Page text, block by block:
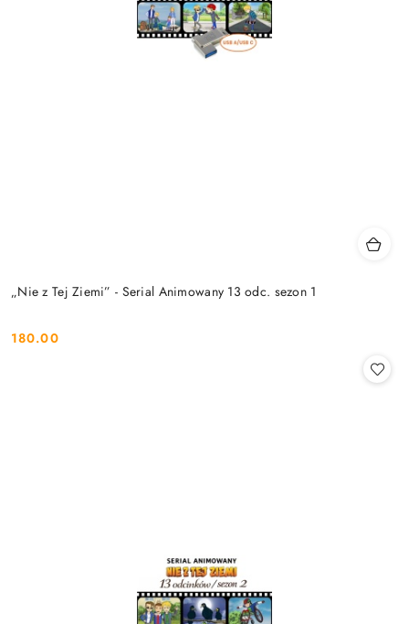
„Nie z Tej Ziemi” - Serial Animowany 13 odc. sezon 1
Cena:
180.00